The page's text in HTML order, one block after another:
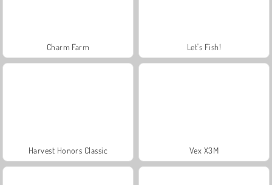
Charm Farm Let's Fish!
Harvest Honors Classic Vex X3M